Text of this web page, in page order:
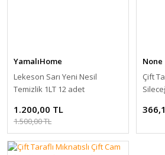
YamalıHome
Lekeson Sarı Yeni Nesil
Temizlik 1LT 12 adet
1.200,00 TL
1.500,00 TL
None
Çift